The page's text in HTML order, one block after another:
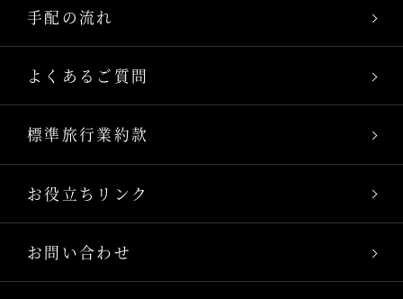
手配の流れ
よくあるご質問
標準旅行業約款
お役立ちリンク
お問い合わせ